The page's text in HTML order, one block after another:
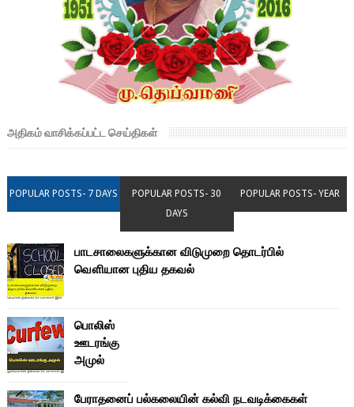
அதிகம் வாசிக்கப்பட்ட செய்திகள்
POPULAR POSTS- 7 DAYS
POPULAR POSTS- 30
DAYS
POPULAR POSTS- YEAR
பாடசாலைகளுக்கான விடுமுறை தொடர்பில்
வௌியான புதிய தகவல்
பொலிஸ்
ஊடரங்கு
அமுல்
பேராதனைப் பல்கலையின் கல்வி நடவடிக்கைகள்